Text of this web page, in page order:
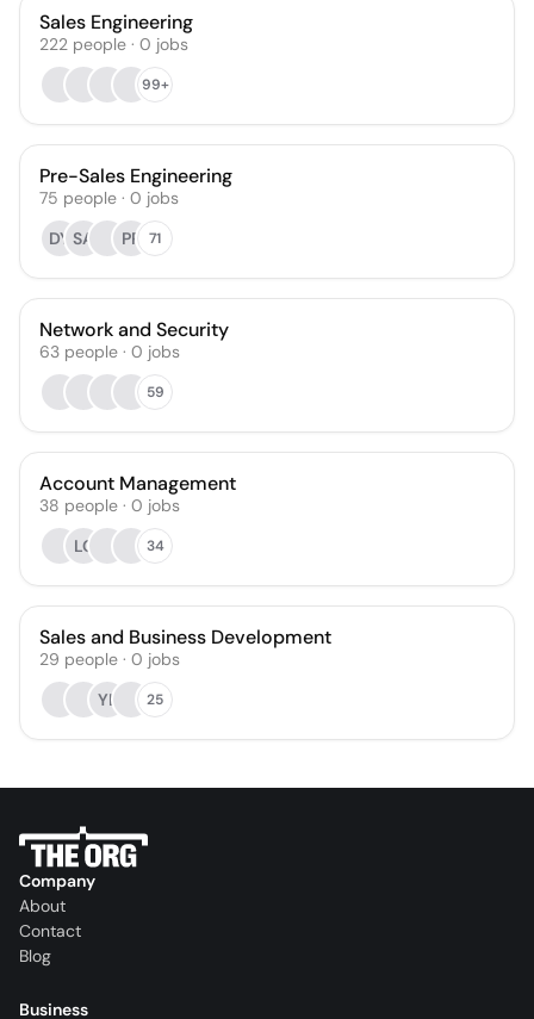
Sales Engineering
222 people · 0 jobs
99+
Pre-Sales Engineering
75 people · 0 jobs
DY SA PP 71
Network and Security
63 people · 0 jobs
59
Account Management
38 people · 0 jobs
LC
34
Sales and Business Development
29 people · 0 jobs
YL
25
Company
About
Contact
Blog
Business